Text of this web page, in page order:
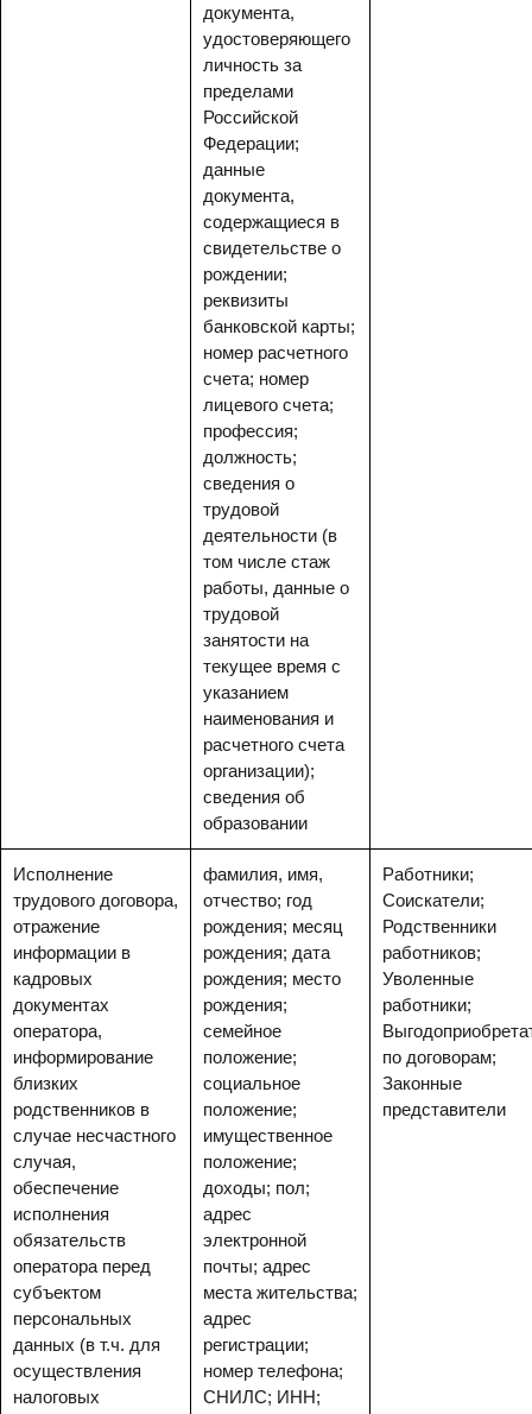
документа,
удостоверяющего
личность за
пределами
Российской
Федерации;
данные
документа,
содержащиеся в
свидетельстве о
рождении;
реквизиты
банковской карты;
номер расчетного
счета; номер
лицевого счета;
профессия;
должность;
сведения о
трудовой
деятельности (в
том числе стаж
работы, данные о
трудовой
занятости на
текущее время с
указанием
наименования и
расчетного счета
организации);
сведения об
образовании
Исполнение
трудового договора,
отражение
информации в
кадровых
документах
оператора,
информирование
близких
родственников в
случае несчастного
случая,
обеспечение
исполнения
обязательств
оператора перед
субъектом
персональных
данных (в т.ч. для
осуществления
налоговых
фамилия, имя,
отчество; год
рождения; месяц
рождения; дата
рождения; место
рождения;
семейное
положение;
социальное
положение;
имущественное
положение;
доходы; пол;
адрес
электронной
почты; адрес
места жительства;
адрес
регистрации;
номер телефона;
СНИЛС; ИНН;
Работники;
Соискатели;
Родственники
работников;
Уволенные
работники;
по договорам;
Законные
представители